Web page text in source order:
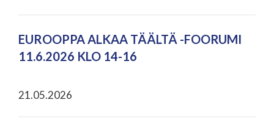
EUROOPPA ALKAA TÄÄLTÄ -FOORUMI
11.6.2026 KLO 14-16
21.05.2026